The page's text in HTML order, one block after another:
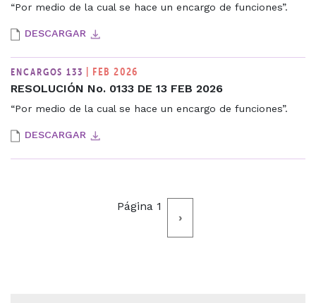
“Por medio de la cual se hace un encargo de funciones”.
DESCARGAR
ENCARGOS 133 | FEB 2026
RESOLUCIÓN No. 0133 DE 13 FEB 2026
“Por medio de la cual se hace un encargo de funciones”.
DESCARGAR
Página 1
Siguiente
página
›